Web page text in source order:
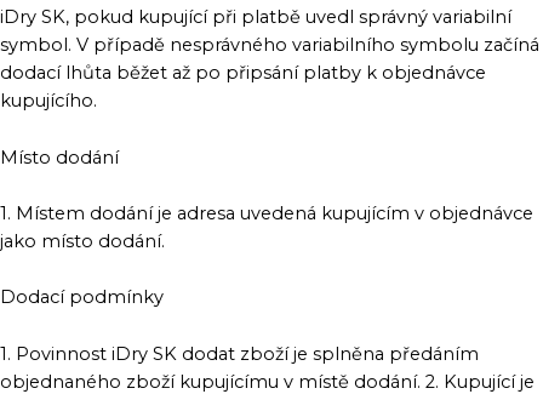
iDry SK, pokud kupující při platbě uvedl správný variabilní
symbol. V případě nesprávného variabilního symbolu začíná
dodací lhůta běžet až po připsání platby k objednávce
kupujícího.
Místo dodání
1. Místem dodání je adresa uvedená kupujícím v objednávce
jako místo dodání.
Dodací podmínky
1. Povinnost iDry SK dodat zboží je splněna předáním
objednaného zboží kupujícímu v místě dodání. 2. Kupující je